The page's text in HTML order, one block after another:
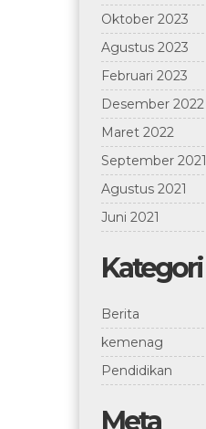
Oktober 2023
Agustus 2023
Februari 2023
Desember 2022
Maret 2022
September 2021
Agustus 2021
Juni 2021
Kategori
Berita
kemenag
Pendidikan
Meta